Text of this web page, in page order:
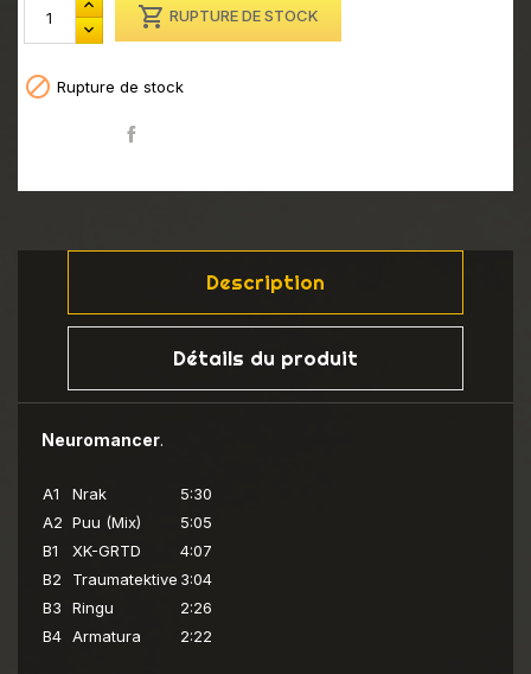
 RUPTURE DE STOCK
 Rupture de stock
Description
Détails du produit
Neuromancer.
A1 Nrak
5:30
A2 Puu (Mix)
5:05
B1
XK-GRTD
4:07
B2
Traumatektive 3:04
B3
Ringu
2:26
B4 Armatura 2:22